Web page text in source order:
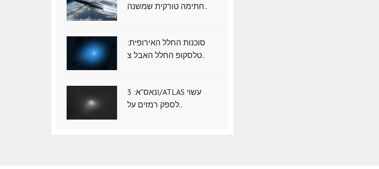
חתימה טורקית שמשנה..
סוכנות החלל האירופית:
טלסקופ החלל האבל צ..
נאס"א: ‏3I/ATLAS עשוי
לספק רמזים על..